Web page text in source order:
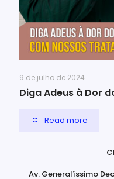
9 de julho de 2024
Diga Adeus à Dor
Read more
Av. Generalíssimo